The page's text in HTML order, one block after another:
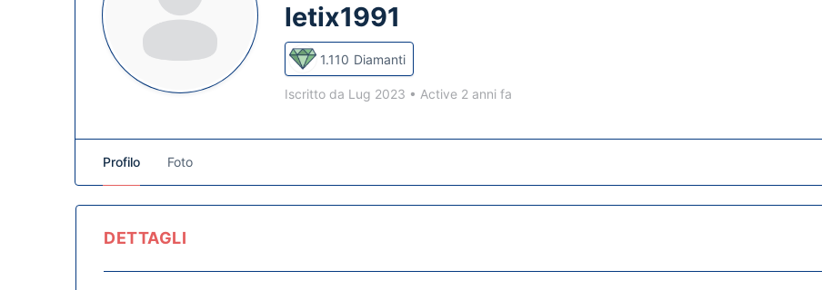
letix1991
1.110 Diamanti
Iscritto da Lug 2023 • Active 2 anni fa
Profilo Foto
DETTAGLI